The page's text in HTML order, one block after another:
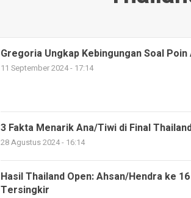
Gregoria Ungkap Kebingungan Soal
11 September 2024 - 17:14
3 Fakta Menarik Ana/Tiwi di Final
28 Agustus 2024 - 16:14
Hasil Thailand Open: Ahsan/Hendra ke
Tersingkir